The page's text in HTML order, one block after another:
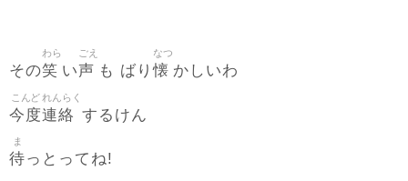
その笑
わら
い声
ごえ
も ばり懐
なつ
かしいわ
今度
こんど
連絡
れんらく
するけん
待
ま
っとってね!